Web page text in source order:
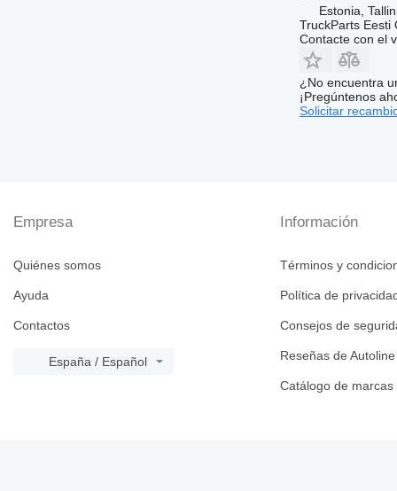
Estonia,
TruckParts Eesti
Contacte con el
¿No encuentra
¡Pregúntenos
Solicitar
Empresa
Quiénes somos
Ayuda
Contactos
España / Español
Información
Términos y
Política de
Consejos de
Reseñas de Autoline
Catálogo de marcas